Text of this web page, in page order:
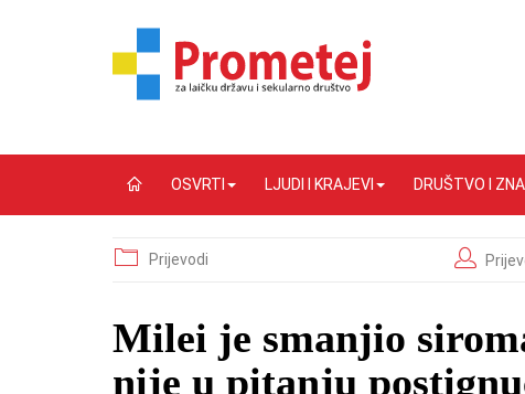
OSVRTI LJUDI I KRAJEVI DRUŠTVO I
Prijevodi
Milei je smanjio
nije u pitanju